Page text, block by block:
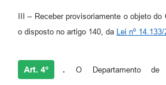
III – Receber provisoriamente o objeto do
o disposto no artigo 140, da
Lei nº 14.133/
Art. 4º . O Departamento de